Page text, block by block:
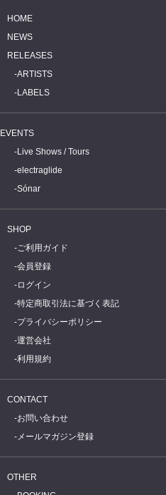
HOME
NEWS
RELEASES
ARTISTS
LABELS
EVENTS
Live Shows / Tours
electraglide
Sónar
SHOP
ご利用ガイド
会員登録
ログイン
特定商取引法に基づく表記
プライバシーポリシー
運営会社
利用規約
CONTACT
お問い合わせ
メールマガジン登録
OTHER